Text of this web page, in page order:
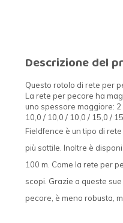
Descrizione del
Questo rotolo di rete per
La rete per pecore ha
uno spessore maggiore:
10,0 / 10,0 / 10,0 / 15,0 /
Fieldfence è un tipo di
più sottile. Inoltre è
100 m. Come la rete per
scopi. Grazie a queste
pecore, è meno robusta,